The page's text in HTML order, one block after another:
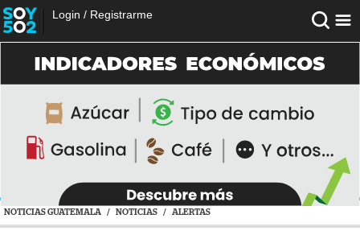
Login / Registrarme
NOTICIAS GUATEMALA / NOTICIAS / ALERTAS